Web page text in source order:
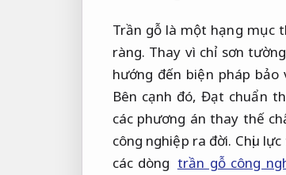
Trần gỗ là một hạng mục
ràng. Thay vì chỉ sơn
hướng đến biện pháp bảo
Bên cạnh đó,Đạt chuẩn
các phương án thay thế
công nghiệp ra đời. Chịu
các dòng trần gỗ công